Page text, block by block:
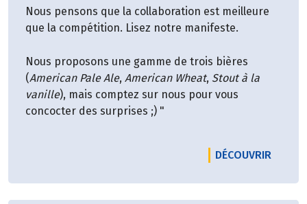
Nous pensons que la collaboration est meilleure
que la compétition. Lisez notre manifeste.
Nous proposons une gamme de trois bières
(American Pale Ale, American Wheat, Stout à la
vanille), mais comptez sur nous pour vous
concocter des surprises ;) "
DÉCOUVRIR